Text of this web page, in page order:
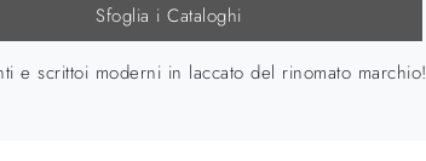
Sfoglia i Cataloghi
e scrittoi moderni in laccato del rinomato marchio!